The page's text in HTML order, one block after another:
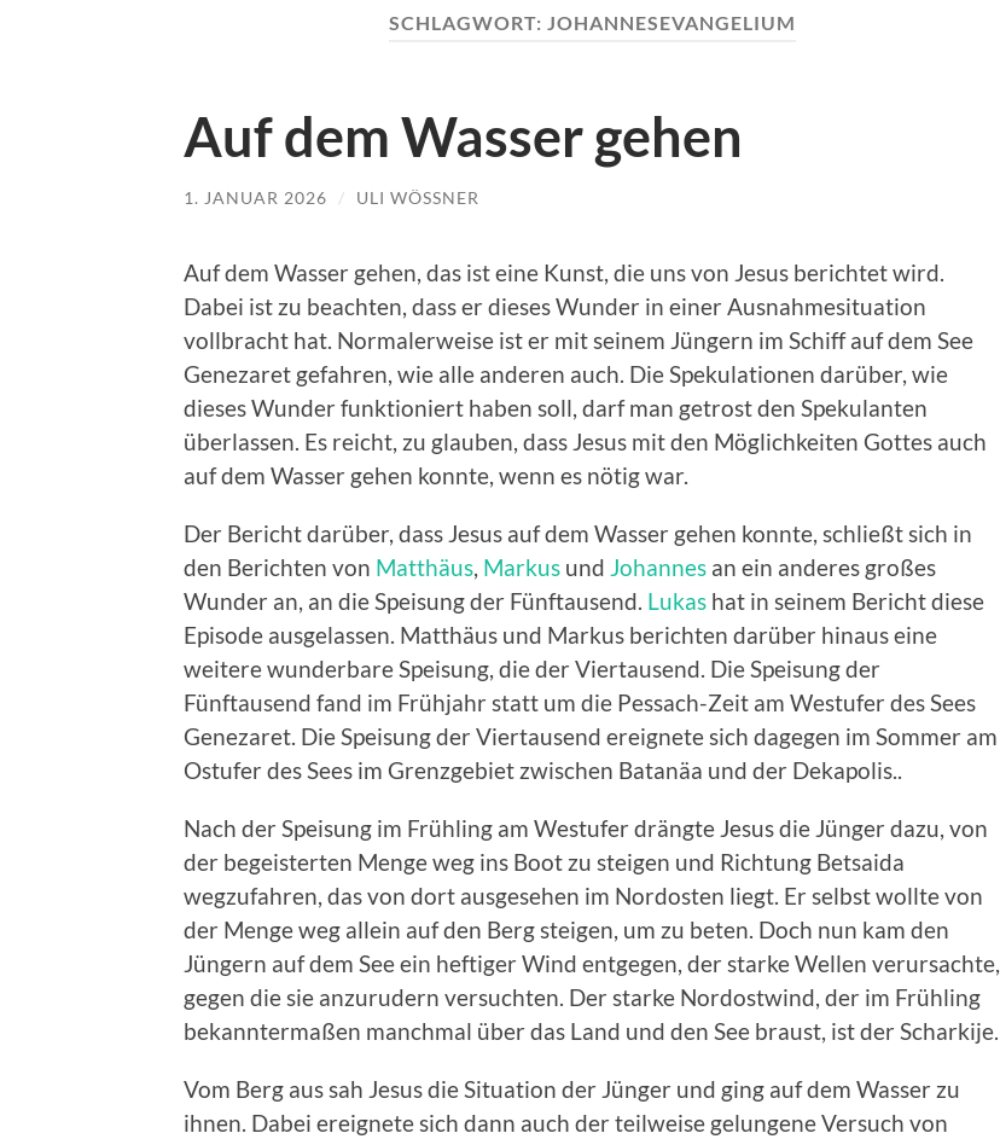
SCHLAGWORT: JOHANNESEVANGELIUM
Auf dem Wasser gehen
1. JANUAR 2026 / ULI WÖSSNER
Auf dem Wasser gehen, das ist eine Kunst, die uns von Jesus berichtet wird.
Dabei ist zu beachten, dass er dieses Wunder in einer Ausnahmesituation
vollbracht hat. Normalerweise ist er mit seinem Jüngern im Schiff auf dem See
Genezaret gefahren, wie alle anderen auch. Die Spekulationen darüber, wie
dieses Wunder funktioniert haben soll, darf man getrost den Spekulanten
überlassen. Es reicht, zu glauben, dass Jesus mit den Möglichkeiten Gottes auch
auf dem Wasser gehen konnte, wenn es nötig war.
Der Bericht darüber, dass Jesus auf dem Wasser gehen konnte, schließt sich in
den Berichten von Matthäus, Markus und Johannes an ein anderes großes
Wunder an, an die Speisung der Fünftausend. Lukas hat in seinem Bericht diese
Episode ausgelassen. Matthäus und Markus berichten darüber hinaus eine
weitere wunderbare Speisung, die der Viertausend. Die Speisung der
Fünftausend fand im Frühjahr statt um die Pessach-Zeit am Westufer des Sees
Genezaret. Die Speisung der Viertausend ereignete sich dagegen im Sommer am
Ostufer des Sees im Grenzgebiet zwischen Batanäa und der Dekapolis..
Nach der Speisung im Frühling am Westufer drängte Jesus die Jünger dazu, von
der begeisterten Menge weg ins Boot zu steigen und Richtung Betsaida
wegzufahren, das von dort ausgesehen im Nordosten liegt. Er selbst wollte von
der Menge weg allein auf den Berg steigen, um zu beten. Doch nun kam den
Jüngern auf dem See ein heftiger Wind entgegen, der starke Wellen verursachte,
gegen die sie anzurudern versuchten. Der starke Nordostwind, der im Frühling
bekanntermaßen manchmal über das Land und den See braust, ist der Scharkije.
Vom Berg aus sah Jesus die Situation der Jünger und ging auf dem Wasser zu
ihnen. Dabei ereignete sich dann auch der teilweise gelungene Versuch von